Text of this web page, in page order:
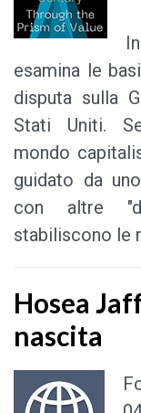
esamina le
disputa sulla
Stati Uniti.
mondo
guidato da
con altre
stabiliscono le
Hosea
nascita